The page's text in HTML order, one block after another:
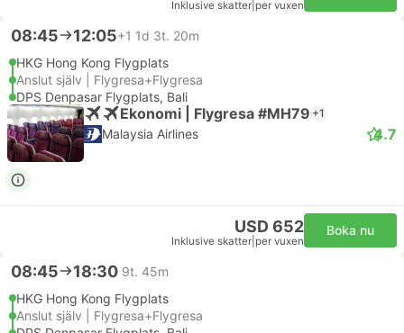
Inklusive skatter per vuxen
08:45 12:05+1 1d 3t. 20m
HKG Hong Kong Flygplats
Anslut själv | Flygresa+Flygresa
DPS Denpasar Flygplats, Bali
Ekonomi | Flygresa #MH79 +1
Malaysia Airlines 4.7
USD 652
Inklusive skatter per vuxen
Boka nu
08:45 18:30 9t. 45m
HKG Hong Kong Flygplats
Anslut själv | Flygresa+Flygresa